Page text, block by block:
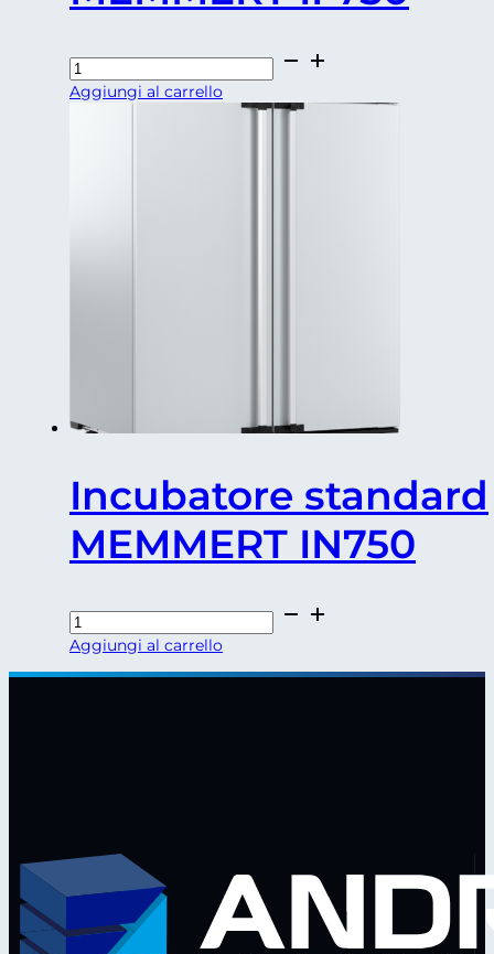
Incubatore
standard
MEMMERT
Aggiungi al carrello
Incubatore standard
MEMMERT IN750
Incubatore
standard
MEMMERT
IN750
Aggiungi al carrello